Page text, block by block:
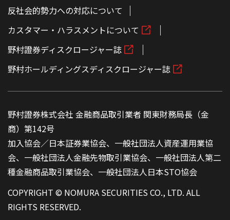
反社会的勢力への対応について
カスタマー・ハラスメントについて
野村證券ディスクロージャー誌
野村ホールディングスディスクロージャー誌
野村證券株式会社 金融商品取引業者 関東財務局長（金
商）第142号
加入協会／日本証券業協会、一般社団法人資産運用業協
会、一般社団法人金融先物取引業協会、一般社団法人第二
種金融商品取引業協会、一般社団法人日本STO協会
COPYRIGHT © NOMURA SECURITIES CO., LTD. ALL
RIGHTS RESERVED.